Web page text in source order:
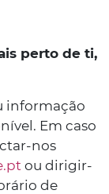
perto de ti,
informação
Em caso
nos
ou dirigir-
de